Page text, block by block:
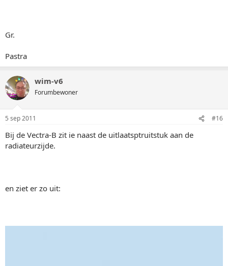
Gr.
Pastra
wim-v6
Forumbewoner
5 sep 2011 #16
Bij de Vectra-B zit ie naast de uitlaatsptruitstuk aan de
radiateurzijde.
en ziet er zo uit: